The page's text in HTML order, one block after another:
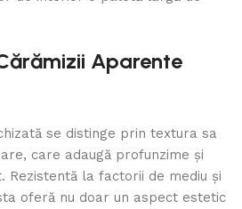
Aparente
se distinge prin textura sa
care adaugă profunzime și
Rezistentă la factorii de mediu și
oferă nu doar un aspect estetic